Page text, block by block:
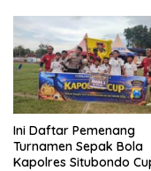
Ini Daftar Pemenang
Turnamen Sepak Bola
Kapolres Situbondo